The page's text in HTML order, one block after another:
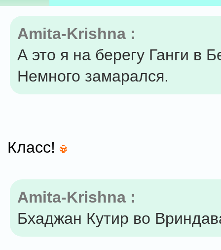
Amita-Krishna :
А это я на берегу Ганги в
Немного замарался.
Класс!
Amita-Krishna :
Бхаджан Кутир во